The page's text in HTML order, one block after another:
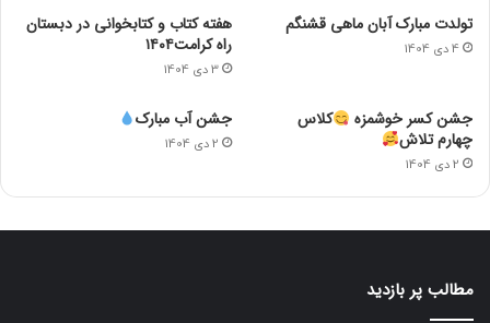
تولدت مبارک آبان ماهی قشنگم
4 دی 1404
هفته کتاب و کتابخوانی در دبستان
راه کرامت۱۴۰۴
3 دی 1404
جشن کسر خوشمزه
کلاس
چهارم تلاش
2 دی 1404
جشن آب مبارک
2 دی 1404
مطالب پر بازدید